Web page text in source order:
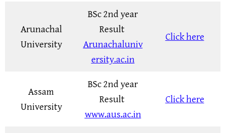
Arunachal
University
BSc 2nd year
Result
Arunachaluniv
ersity.ac.in
Click here
Assam
University
BSc 2nd year
Result
www.aus.ac.in
Click here